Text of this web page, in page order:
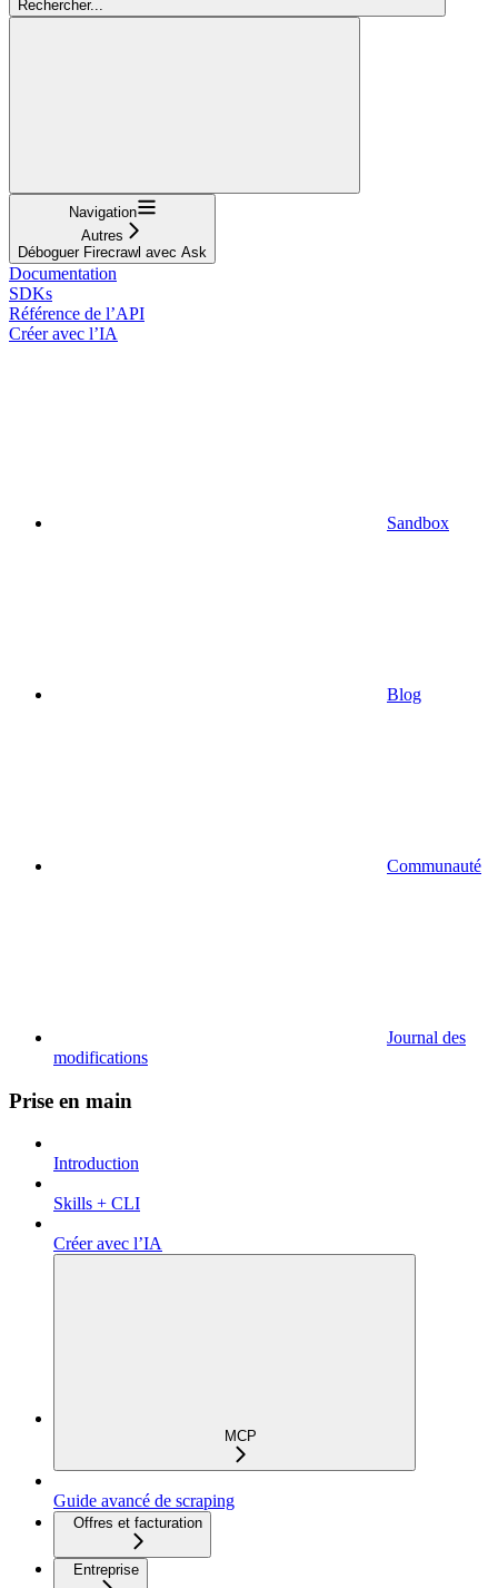
Rechercher...
Navigation
Autres
Déboguer Firecrawl avec Ask
Documentation
SDKs
Référence de l’API
Créer avec l’IA
Sandbox
Blog
Communauté
Journal des
modifications
Prise en main
Introduction
Skills + CLI
Créer avec l’IA
MCP
Guide avancé de scraping
Offres et facturation
Entreprise